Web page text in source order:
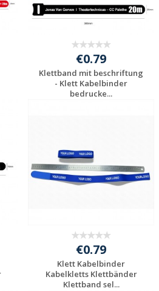
€0.79
Klettband mit beschriftung
- Klett Kabelbinder
bedrucke...
€0.79
Klett Kabelbinder
Kabelkletts Klettbänder
Klettband sel...